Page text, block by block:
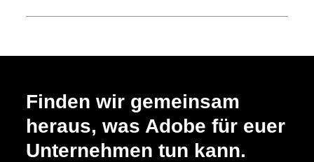
Finden wir gemeinsam
heraus, was Adobe für euer
Unternehmen tun kann.